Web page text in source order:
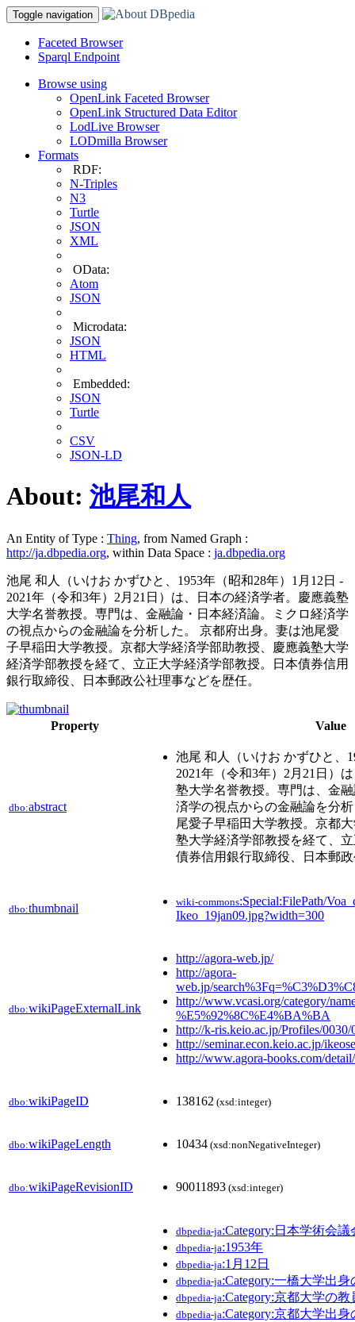
Toggle navigation
Faceted Browser
Sparql Endpoint
Browse using
OpenLink Faceted Browser
OpenLink Structured Data Editor
LodLive Browser
LODmilla Browser
Formats
RDF:
N-Triples
N3
Turtle
JSON
XML
OData:
Atom
JSON
Microdata:
JSON
HTML
Embedded:
JSON
Turtle
CSV
JSON-LD
About: 池尾和人
An Entity of Type : Thing, from Named Graph :
http://ja.dbpedia.org, within Data Space : ja.dbpedia.org
池尾 和人（いけお かずひと、1953年（昭和28年）1月12日 -
2021年（令和3年）2月21日）は、日本の経済学者。慶應義塾
大学名誉教授。専門は、金融論・日本経済論。ミクロ経済学
の視点からの金融論を分析した。 京都府出身。妻は池尾愛
子早稲田大学教授。京都大学経済学部助教授、慶應義塾大学
経済学部教授を経て、立正大学経済学部教授。日本債券信用
銀行取締役、日本郵政公社理事などを歴任。
Property Value
dbo:abstract
池尾 和人（いけお かずひと、
2021年（令和3年）2月21日）
塾大学名誉教授。専門は、金
済学の視点からの金融論を分
尾愛子早稲田大学教授。京都
塾大学経済学部教授を経て、
債券信用銀行取締役、日本郵
dbo:thumbnail wiki-commons:Special:FilePath/
Ikeo_19jan09.jpg?width=300
dbo:wikiPageExternalLink
http://agora-web.jp/
http://agora-
web.jp/
http://www.vcasi.org/category/
%E5%92%8C%E4%BA%BA
http://k-ris.keio.ac.jp/Profiles/
http://seminar.econ.keio.ac.jp/
http://www.agora-books.com/
dbo:wikiPageID 138162 (xsd:integer)
dbo:wikiPageLength 10434 (xsd:nonNegativeInteger)
dbo:wikiPageRevisionID 90011893 (xsd:integer)
dbpedia-ja:Category:日本学術会議
dbpedia-ja:1953年
dbpedia-ja:1月12日
dbpedia-ja:Category:一橋大学出身
dbpedia-ja:Category:京都大学の教
dbpedia-ja:Category:京都大学出身